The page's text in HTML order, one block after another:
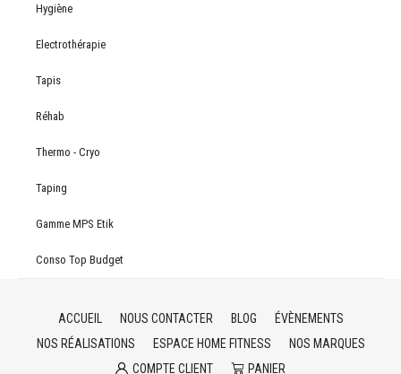
Hygiène
Electrothérapie
Tapis
Réhab
Thermo - Cryo
Taping
Gamme MPS Etik
Conso Top Budget
ACCUEIL NOUS CONTACTER BLOG
ÉVÈNEMENTS
NOS RÉALISATIONS
ESPACE HOME FITNESS
NOS MARQUES
COMPTE CLIENT
PANIER